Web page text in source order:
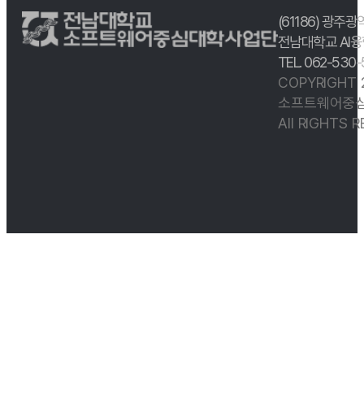
(61186) 광주광
전남대학교 AI
TEL. 062-
COPYRIGHT
소프트웨어중
All RIGHTS